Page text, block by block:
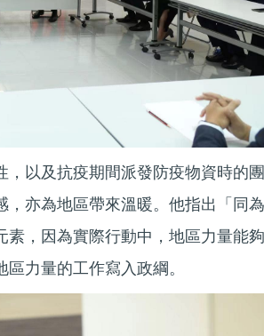
以及抗疫期間派發防疫物資時的團
亦為地區帶來溫暖。他指出「同為
，因為實際行動中，地區力量能夠
力量的工作寫入政綱。